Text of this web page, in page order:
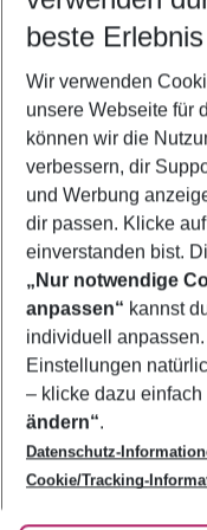
2 Erwachsene
Footer
Footer navigation
Über uns
AGB
Bestpreisgarantie
Cookie-Einstellungen
Cookie-Richtlinie
Agenturbetreuung
Barrierefreies Reisen
Folge uns
beste
Wir verwenden
unsere Webseite für
können wir die
verbessern, dir
und Werbung
dir passen. Klicke auf
einverstanden bist.
„Nur notwendige
anpassen“ kannst
individuell
Einstellungen
– klicke dazu einfach
ändern“.
Datenschutz-
Cookie/Tracking-